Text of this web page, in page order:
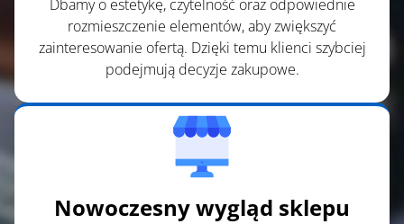
Dbamy o estetykę, czytelność oraz odpowiednie
rozmieszczenie elementów, aby zwiększyć
zainteresowanie ofertą. Dzięki temu klienci szybciej
podejmują decyzje zakupowe.
Nowoczesny wygląd sklepu